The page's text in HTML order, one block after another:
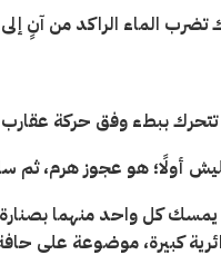
الماء الراكد من آنٍ
تتحرك ببطء وفق حركة
أولًا؛ هو عجوز هرم، ثم
كل واحد منهما
كبيرة، موضوعة على